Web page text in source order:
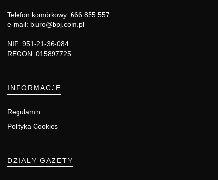
Telefon komórkowy: 666 855 557
e-mail: biuro@bpj.com.pl
NIP: 951-21-36-084
REGON: 015897725
INFORMACJE
Regulamin
Polityka Cookies
DZIAŁY GAZETY